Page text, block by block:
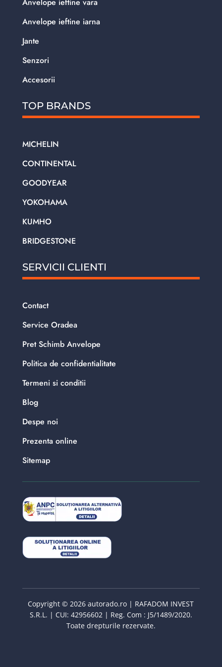
Anvelope ieftine iarna
Jante
Senzori
Accesorii
TOP BRANDS
MICHELIN
CONTINENTAL
GOODYEAR
YOKOHAMA
KUMHO
BRIDGESTONE
SERVICII CLIENTI
Contact
Service Oradea
Pret Schimb Anvelope
Politica de confidentialitate
Termeni si conditii
Blog
Despe noi
Prezenta online
Sitemap
Copyright © 2026 autorado.ro | RAFADOM INVEST
S.R.L. | CUI: 42956602 | Reg. Com : J5/1489/2020.
Toate drepturile rezervate.